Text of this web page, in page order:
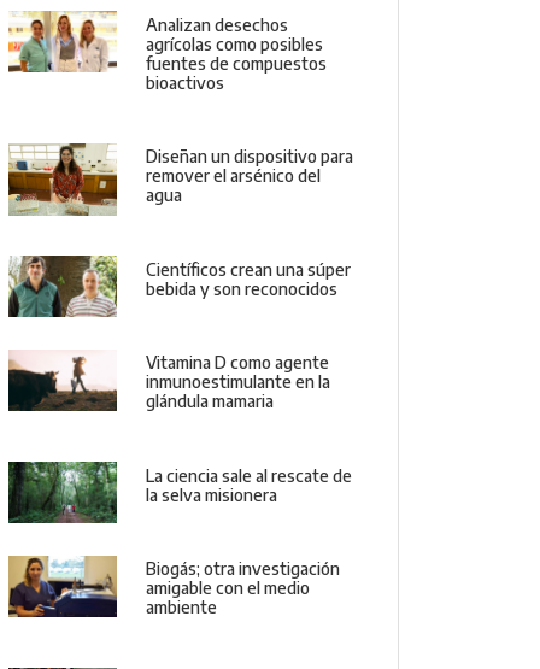
Analizan desechos
agrícolas como posibles
fuentes de compuestos
bioactivos
Diseñan un dispositivo para
remover el arsénico del
agua
Científicos crean una súper
bebida y son reconocidos
Vitamina D como agente
inmunoestimulante en la
glándula mamaria
La ciencia sale al rescate de
la selva misionera
Biogás; otra investigación
amigable con el medio
ambiente